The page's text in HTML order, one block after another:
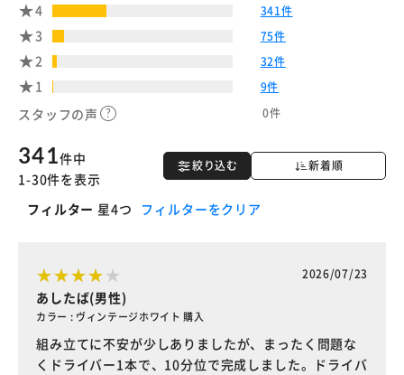
4 341件
3 75件
2 32件
1 9件
スタッフの声 0件
絞り込む 新着順
341件中
1-30件を表示
フィルター 星4つ フィルターをクリア
2026/07/23
あしたば(男性)
カラー : ヴィンテージホワイト 購入
組み立てに不安が少しありましたが、まったく問題な
くドライバー1本で、10分位で完成しました。ドライバ